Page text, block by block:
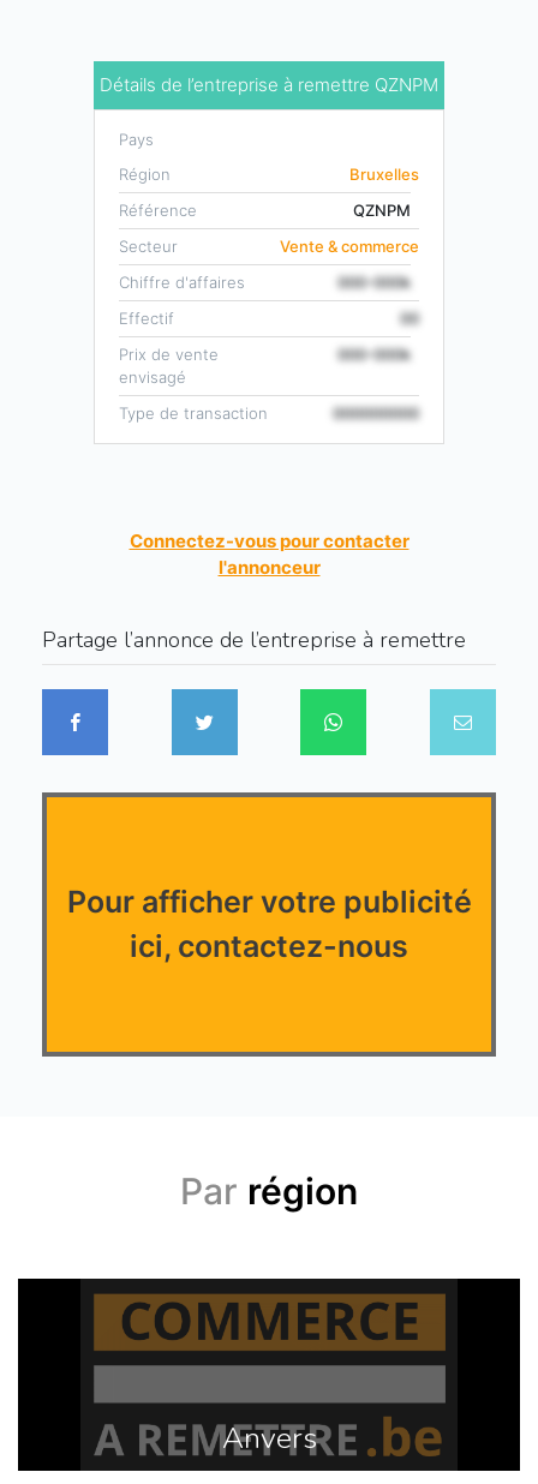
Détails de l’entreprise à remettre QZNPM
Pays
Région
Bruxelles
Référence
QZNPM
Secteur
Vente & commerce
Chiffre d'affaires
000-000k
Effectif
00
Prix de vente
envisagé
000-000k
Type de transaction 000000000
Connectez-vous pour contacter
l'annonceur
Partage l’annonce de l’entreprise à remettre
Pour afficher votre publicité
ici, contactez-nous
Par région
Anvers